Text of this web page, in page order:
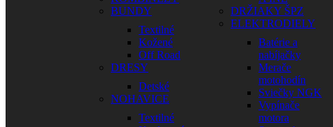
BUNDY
Textilné
Kožené
Off Road
DRESY
Detské
NOHAVICE
Textilné
DRŽIAKY ŠPZ
ELEKTRODIELY
Batérie a
nabíjačky
Merače
motohodín
Sviečky NGK
Vypínače
motora